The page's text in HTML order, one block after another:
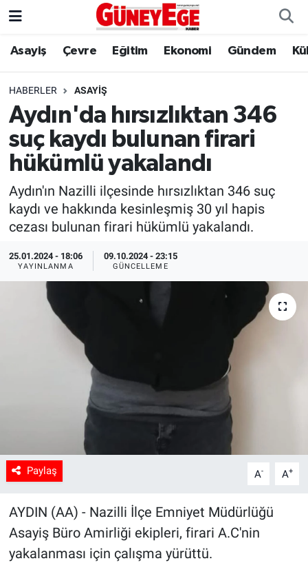
Asayiş Çevre Eğitim Ekonomi Gündem
HABERLER ASAYIŞ
Aydın'da hırsızlıktan 346
suç kaydı bulunan firari
hükümlü yakalandı
Aydın'ın Nazilli ilçesinde hırsızlıktan 346 suç
kaydı ve hakkında kesinleşmiş 30 yıl hapis
cezası bulunan firari hükümlü yakalandı.
25.01.2024 - 18:06
YAYINLANMA
09.10.2024 - 23:15
GÜNCELLEME
Paylaş A- A+
AYDIN (AA) - Nazilli İlçe Emniyet Müdürlüğü
Asayiş Büro Amirliği ekipleri, firari A.C'nin
yakalanması için çalışma yürüttü.
Asayiş
Çevre
Eğitim
Ekonomi
Gündem
Kültür Sanat
Magazin
Politika
Sağlık
İstanbul Hava Durumu
İstanbul Trafik Yoğunluk Haritası
Süper Lig Puan Durumu ve Fikstür
Tüm Manşetler
Son Dakika Haberleri
Haber Arşivi